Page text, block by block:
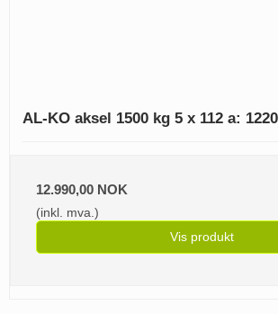
AL-KO aksel 1500 kg 5 x 112 a:
12.990,00 NOK
(inkl. mva.)
Vis produkt